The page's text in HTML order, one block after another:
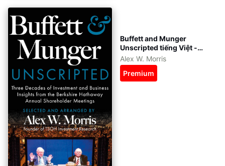
Buffett and Munger
Unscripted tiếng Việt -
eBook: pdf, epub, azw3 -
kèm file gốc tiếng Anh
Alex W. Morris
Premium